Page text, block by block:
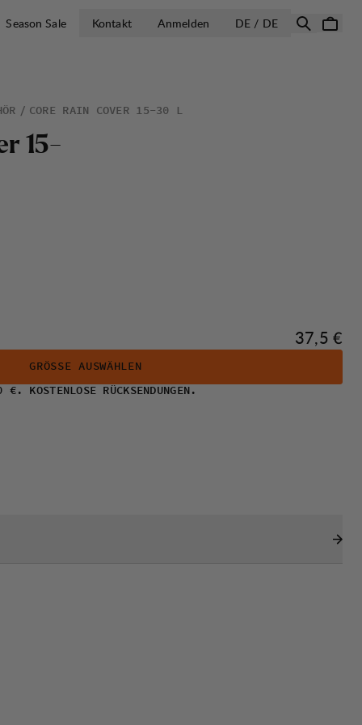
Season Sale Kontakt Anmelden DE / DELAND
CORE RAIN COVER 15-30 L
r 15-
Preis:
37,5 €
GRÖSSE AUSWÄHLEN
KOSTENLOSE RÜCKSENDUNGEN.